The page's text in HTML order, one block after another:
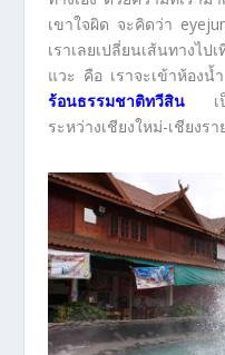
เขาใจผิด จะคิดว่า
เราเลยเปลี่ยนเส้นทางไ
แวะ คือ เราจะเข้าห้อง
ร้อนธรรมชาติทวีสินเป็น
ระหว่างเชียงใหม่-เชียงร